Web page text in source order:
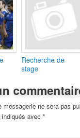
Recherche de
stage
messagerie ne sera pas
indiqués avec*